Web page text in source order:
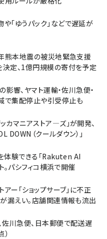
「ゆうパック」などで遅延が
年熊本地震の被災地緊急支援
定、1億円規模の寄付を予定
響、ヤマト運輸・佐川急便・
で集配停止や引受停止も
カマニアストア―ズ」が開発、
DOWN（クールダウン）」
体験できる「Rakuten AI
パシフィコ横浜で開催
ー「ショップサーブ」に不正
漏えい。店舗関連情報も流出
佐川急便、日本郵便で配送遅